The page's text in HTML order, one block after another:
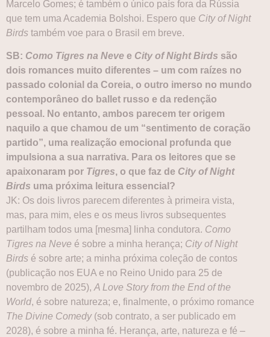
Marcelo Gomes; é também o único país fora da Rússia
que tem uma Academia Bolshoi. Espero que City of Night
Birds também voe para o Brasil em breve.
SB: Como Tigres na Neve e City of Night Birds são
dois romances muito diferentes – um com raízes no
passado colonial da Coreia, o outro imerso no mundo
contemporâneo do ballet russo e da redenção
pessoal. No entanto, ambos parecem ter origem
naquilo a que chamou de um “sentimento de coração
partido”, uma realização emocional profunda que
impulsiona a sua narrativa. Para os leitores que se
apaixonaram por Tigres, o que faz de City of Night
Birds uma próxima leitura essencial?
JK: Os dois livros parecem diferentes à primeira vista,
mas, para mim, eles e os meus livros subsequentes
partilham todos uma [mesma] linha condutora. Como
Tigres na Neve é sobre a minha herança; City of Night
Birds é sobre arte; a minha próxima coleção de contos
(publicação nos EUA e no Reino Unido para 25 de
novembro de 2025), A Love Story from the End of the
World, é sobre natureza; e, finalmente, o próximo romance
The Divine Comedy(sob contrato, a ser publicado em
2028), é sobre a minha fé. Herança, arte, natureza e fé –